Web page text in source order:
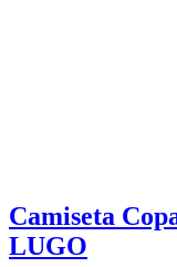
Camiseta
LUGO